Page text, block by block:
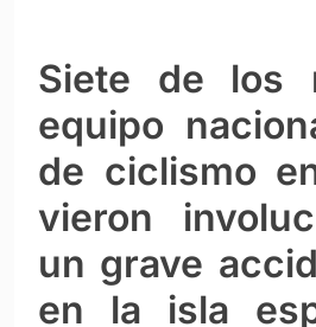
Siete de los
equipo
de ciclismo
vieron
un grave
en la isla